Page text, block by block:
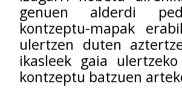
genuen alderdi
kontzeptu-mapak
ulertzen duten
ikasleek gaia
kontzeptu batzuen